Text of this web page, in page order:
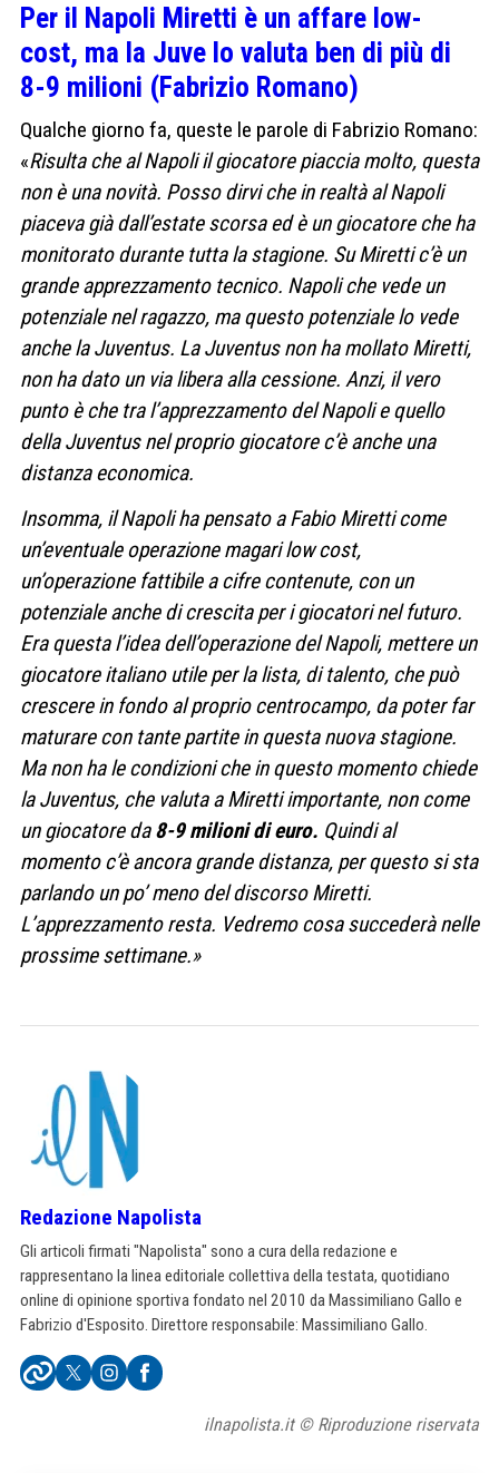
Per il Napoli Miretti è un affare low-
cost, ma la Juve lo valuta ben di più di
8-9 milioni (Fabrizio Romano)
Qualche giorno fa, queste le parole di Fabrizio Romano:
«Risulta che al Napoli il giocatore piaccia molto, questa
non è una novità. Posso dirvi che in realtà al Napoli
piaceva già dall’estate scorsa ed è un giocatore che ha
monitorato durante tutta la stagione. Su Miretti c’è un
grande apprezzamento tecnico. Napoli che vede un
potenziale nel ragazzo, ma questo potenziale lo vede
anche la Juventus. La Juventus non ha mollato Miretti,
non ha dato un via libera alla cessione. Anzi, il vero
punto è che tra l’apprezzamento del Napoli e quello
della Juventus nel proprio giocatore c’è anche una
distanza economica.
Insomma, il Napoli ha pensato a Fabio Miretti come
un’eventuale operazione magari low cost,
un’operazione fattibile a cifre contenute, con un
potenziale anche di crescita per i giocatori nel futuro.
Era questa l’idea dell’operazione del Napoli, mettere un
giocatore italiano utile per la lista, di talento, che può
crescere in fondo al proprio centrocampo, da poter far
maturare con tante partite in questa nuova stagione.
Ma non ha le condizioni che in questo momento chiede
la Juventus, che valuta a Miretti importante, non come
un giocatore da8-9 milioni di euro. Quindi al
momento c’è ancora grande distanza, per questo si sta
parlando un po’ meno del discorso Miretti.
L’apprezzamento resta. Vedremo cosa succederà nelle
prossime settimane.»
Redazione Napolista
Gli articoli firmati "Napolista" sono a cura della redazione e
rappresentano la linea editoriale collettiva della testata, quotidiano
online di opinione sportiva fondato nel 2010 da Massimiliano Gallo e
Fabrizio d'Esposito. Direttore responsabile: Massimiliano Gallo.
ilnapolista.it © Riproduzione riservata